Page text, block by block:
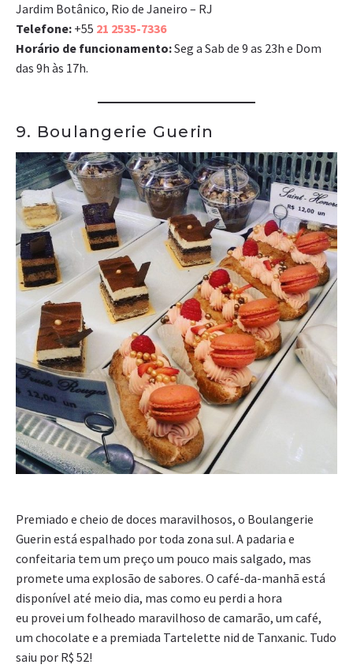
Jardim Botânico, Rio de Janeiro – RJ
Telefone: +55 21 2535-7336
Horário de funcionamento:Seg a Sab de 9 as 23h e Dom
das 9h às 17h.
9. Boulangerie Guerin
Premiado e cheio de doces maravilhosos, o Boulangerie
Guerin está espalhado por toda zona sul. A padaria e
confeitaria tem um preço um pouco mais salgado, mas
promete uma explosão de sabores. O café-da-manhã está
disponível até meio dia, mas como eu perdi a hora
eu provei um folheado maravilhoso de camarão, um café,
um chocolate e a premiada Tartelette nid de Tanxanic. Tudo
saiu por R$ 52!